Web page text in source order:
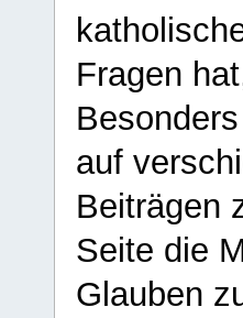
Fragen
auf
Beiträgen
Seite die
Glauben